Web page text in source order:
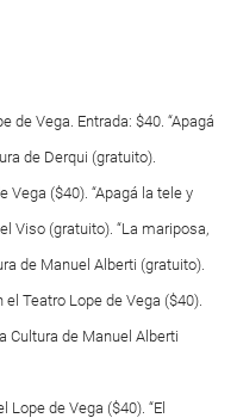
de Vega. Entrada: $40. “Apagá
de Derqui (gratuito).
Vega ($40). “Apagá la tele y
Viso (gratuito). “La mariposa,
de Manuel Alberti (gratuito).
el Teatro Lope de Vega ($40).
Cultura de Manuel Alberti
Lope de Vega ($40). “El